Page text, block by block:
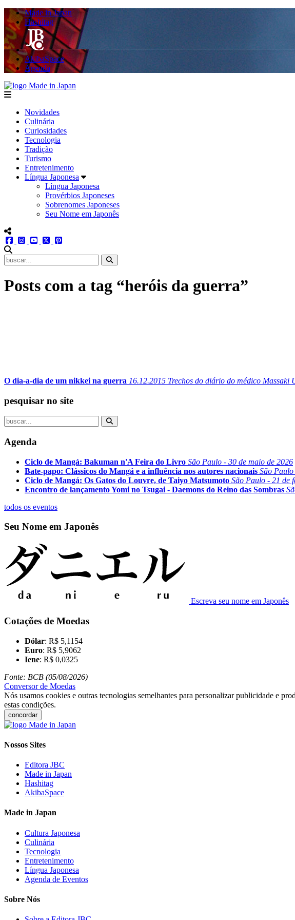
Made in Japan
Hashitag
AkibaSpace
Agenda
menu
Novidades
Culinária
Curiosidades
Tecnologia
Tradição
Turismo
Entretenimento
Língua Japonesa
Língua Japonesa
Provérbios Japoneses
Sobrenomes Japoneses
Seu Nome em Japonês
menu redes social
facebookinstagram
youtube
twitter
Posts com a tag “heróis da guerra”
O dia-a-dia de um nikkei na guerra 16.12.2015 Trechos do diário do médico
pesquisar no site
Agenda
Ciclo de Mangá: Bakuman n'A Feira do Livro São Paulo - 30 de maio de 2026
Bate-papo: Clássicos do Mangá e a influência nos autores nacionais São
Ciclo de Mangá: Os Gatos do Louvre, de Taiyo Matsumoto São Paulo - 21 de
Encontro de lançamento Yomi no Tsugai - Daemons do Reino das Sombras
todos os eventos
Seu Nome em Japonês
Escreva seu nome em Japonês
Cotações de Moedas
Dólar: R$ 5,1154
Euro: R$ 5,9062
Iene: R$ 0,0325
Fonte: BCB (05/08/2026)
Conversor de Moedas
Nós usamos cookies e outras tecnologias semelhantes para personalizar publicidade e
estas condições.
concordar
Nossos Sites
Editora JBC
Made in Japan
Hashitag
AkibaSpace
Made in Japan
Cultura Japonesa
Culinária
Tecnologia
Entretenimento
Língua Japonesa
Agenda de Eventos
Sobre Nós